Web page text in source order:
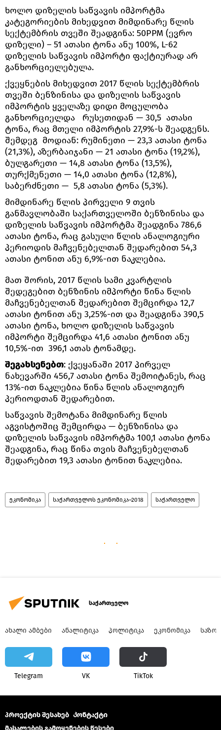
ხოლო დიზელის საწვავის იმპორტმა
კატეგორიების მიხედვით მიმდინარე წლის
სექტემბრის თვეში შეადგინა: 50PPM (ევრო
დიზელი) – 51 ათასი ტონა ანუ 100%, L-62
დიზელის საწვავის იმპორტი ფაქტიურად არ
განხორციელებულა.
ქვეყნების მიხედვით 2017 წლის სექტემბრის
თვეში ბენზინისა და დიზელის საწვავის
იმპორტის ყველაზე დიდი მოცულობა
განხორციელდა რუსეთიდან — 30,5 ათასი
ტონა, რაც მთელი იმპორტის 27,9%-ს შეადგენს.
შემდეგ მოდიან: რუმინეთი — 23,3 ათასი ტონა
(21,3%), აზერბაიჯანი — 21 ათასი ტონა (19,2%),
ბულგარეთი — 14,8 ათასი ტონა (13,5%),
თურქმენეთი — 14,0 ათასი ტონა (12,8%),
საბერძნეთი — 5,8 ათასი ტონა (5,3%).
მიმდინარე წლის პირველი 9 თვის
განმავლობაში საქართველოში ბენზინისა და
დიზელის საწვავის იმპორტმა შეადგინა 786,6
ათასი ტონა, რაც გასული წლის ანალოგიური
პერიოდის მაჩვენებელთან შედარებით 54,3
ათასი ტონით ანუ 6,9%-ით ნაკლებია.
მათ შორის, 2017 წლის სამი კვარტლის
შედეგებით ბენზინის იმპორტი წინა წლის
მაჩვენებელთან შედარებით შემცირდა 12,7
ათასი ტონით ანუ 3,25%-ით და შეადგინა 390,5
ათასი ტონა, ხოლო დიზელის საწვავის
იმპორტი შემცირდა 41,6 ათასი ტონით ანუ
10,5%-ით 396,1 ათას ტონამდე.
შეგახსენებთ: ქვეყანაში 2017 პირველ
ნახევარში 456,7 ათასი ტონა შემოიტანეს, რაც
13%-ით ნაკლებია წინა წლის ანალოგიურ
პერიოდთან შედარებით.
საწვავის შემოტანა მიმდინარე წლის
აგვისტოშიც შემცირდა — ბენზინისა და
დიზელის საწვავის იმპორტმა 100,1 ათასი ტონა
შეადგინა, რაც წინა თვის მაჩვენებელთან
შედარებით 19,3 ათასი ტონით ნაკლებია.
ეკონომიკა საქართველოს ეკონომიკა–2018 საქართველო
საქართველო
ᲐᲮᲐᲚᲘ ᲐᲛᲑᲔᲑᲘ ᲐᲜᲐᲚᲘᲢᲘᲙᲐ ᲞᲝᲚᲘᲢᲘᲙᲐ ᲔᲙᲝᲜᲝᲛᲘᲙᲐ
Telegram VK ТikТоk
პროექტის შესახებ Კონტაქტი
მასალების გამოყენების წესები